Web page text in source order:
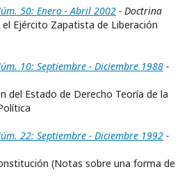
50: Enero - Abril 2002 - Doctrina
el Ejército Zapatista de Liberación
10: Septiembre - Diciembre 1988 -
del Estado de Derecho Teoría de la
22: Septiembre - Diciembre 1992 -
(Notas sobre una forma de